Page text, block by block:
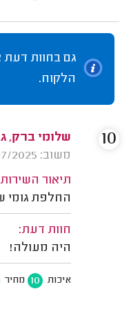
גם בחוות דעת
הלקוח.
שלומי ברק,
משוב: 30/07/2025
תיאור
החלפת גומי
חוות דעת:
היה מעולה!
איכות 10 מחיר
10